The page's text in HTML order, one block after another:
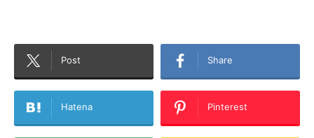
Post Share
Hatena Pinterest